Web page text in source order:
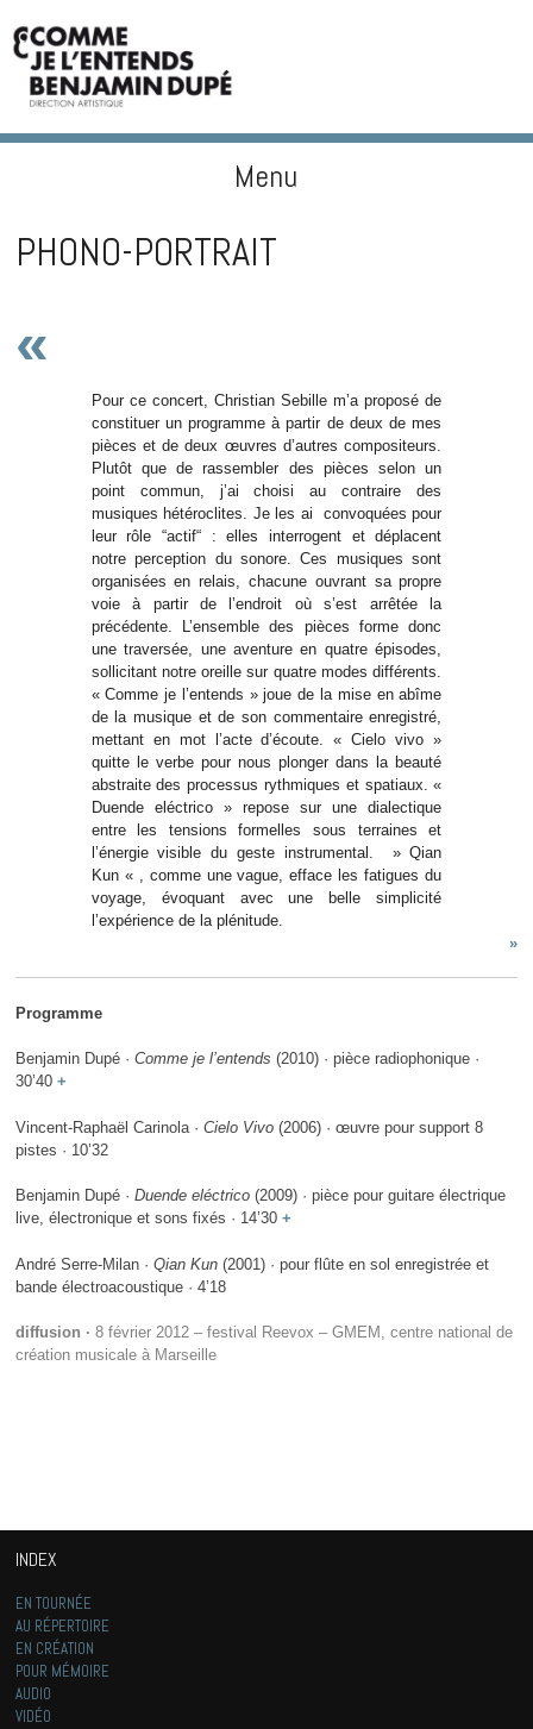
Menu
PHONO-PORTRAIT
«
Pour ce concert, Christian Sebille m’a proposé de
constituer un programme à partir de deux de mes
pièces et de deux œuvres d’autres compositeurs.
Plutôt que de rassembler des pièces selon un
point commun, j’ai choisi au contraire des
musiques hétéroclites. Je les ai convoquées pour
leur rôle “actif“ : elles interrogent et déplacent
notre perception du sonore. Ces musiques sont
organisées en relais, chacune ouvrant sa propre
voie à partir de l’endroit où s’est arrêtée la
précédente. L’ensemble des pièces forme donc
une traversée, une aventure en quatre épisodes,
sollicitant notre oreille sur quatre modes différents.
« Comme je l’entends » joue de la mise en abîme
de la musique et de son commentaire enregistré,
mettant en mot l’acte d’écoute. « Cielo vivo »
quitte le verbe pour nous plonger dans la beauté
abstraite des processus rythmiques et spatiaux. «
Duende eléctrico » repose sur une dialectique
entre les tensions formelles sous terraines et
l’énergie visible du geste instrumental. » Qian
Kun « , comme une vague, efface les fatigues du
voyage, évoquant avec une belle simplicité
l’expérience de la plénitude.
»
Programme
Benjamin Dupé ·Comme je l’entends (2010) · pièce radiophonique ·
30’40+
Vincent-Raphaël Carinola ·Cielo Vivo (2006) · œuvre pour support 8
pistes · 10’32
Benjamin Dupé ·Duende eléctrico (2009) · pièce pour guitare électrique
live, électronique et sons fixés · 14’30+
André Serre-Milan ·Qian Kun (2001) · pour flûte en sol enregistrée et
bande électroacoustique · 4’18
diffusion · 8 février 2012 – festival Reevox – GMEM, centre national de
création musicale à Marseille
INDEX
EN TOURNÉE
AU RÉPERTOIRE
EN CRÉATION
POUR MÉMOIRE
AUDIO
VIDÉO